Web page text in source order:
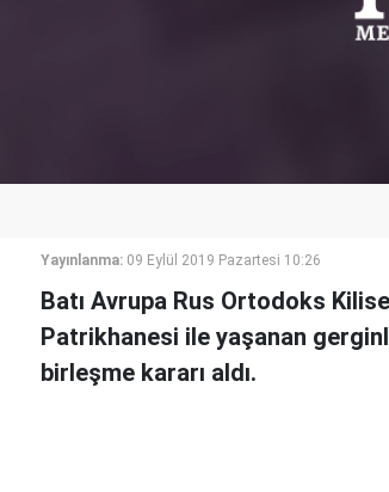
Yayınlanma: 09 Eylül 2019 Pazartesi 10:26
Batı Avrupa Rus Ortodoks
Patrikhanesi ile yaşanan
birleşme kararı aldı.